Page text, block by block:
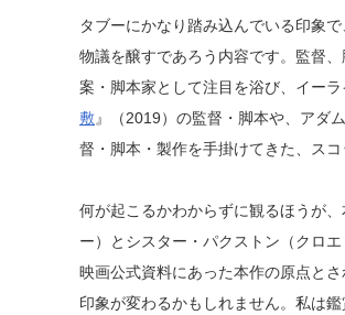
タブーにかなり踏み込んでいる印象
物議を醸すであろう内容です。監督
案・脚本家として注目を浴び、イー
敷』（2019）の監督・脚本や、アダ
督・脚本・製作を手掛けてきた、ス
何が起こるかわからずに観るほうが
ー）とシスター・パクストン（クロ
映画公式資料にあった本作の原点と
印象が変わるかもしれません。私は